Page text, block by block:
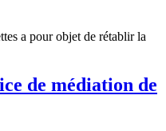
a pour objet de rétablir la
de médiation de